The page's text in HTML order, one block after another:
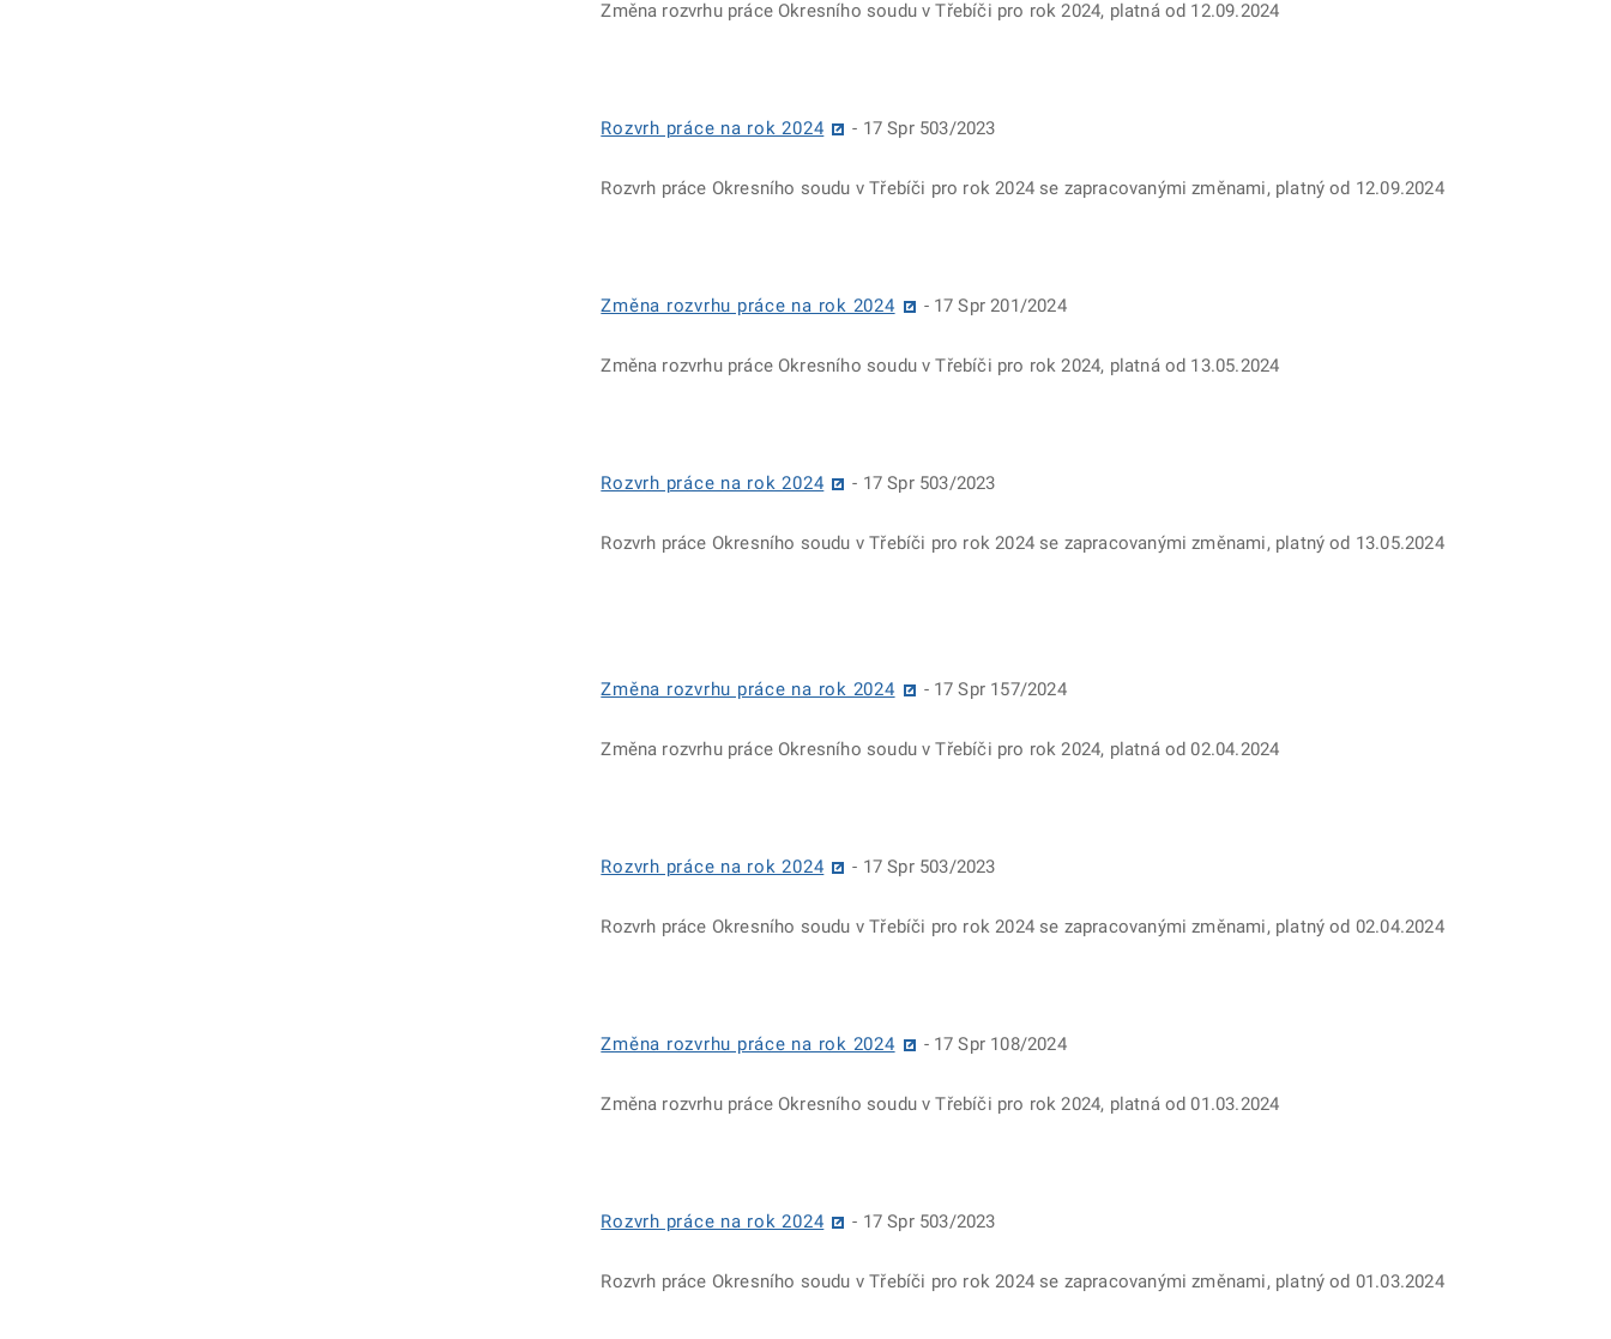
Změna rozvrhu práce Okresního soudu v Třebíči pro rok 2024, platná od 12.09.2024
Rozvrh práce na rok 2024 - 17 Spr 503/2023
Rozvrh práce Okresního soudu v Třebíči pro rok 2024 se zapracovanými změnami, platný od 12.09.2024
Změna rozvrhu práce na rok 2024 - 17 Spr 201/2024
Změna rozvrhu práce Okresního soudu v Třebíči pro rok 2024, platná od 13.05.2024
Rozvrh práce na rok 2024 - 17 Spr 503/2023
Rozvrh práce Okresního soudu v Třebíči pro rok 2024 se zapracovanými změnami, platný od 13.05.2024
Změna rozvrhu práce na rok 2024 - 17 Spr 157/2024
Změna rozvrhu práce Okresního soudu v Třebíči pro rok 2024, platná od 02.04.2024
Rozvrh práce na rok 2024 - 17 Spr 503/2023
Rozvrh práce Okresního soudu v Třebíči pro rok 2024 se zapracovanými změnami, platný od 02.04.2024
Změna rozvrhu práce na rok 2024 - 17 Spr 108/2024
Změna rozvrhu práce Okresního soudu v Třebíči pro rok 2024, platná od 01.03.2024
Rozvrh práce na rok 2024 - 17 Spr 503/2023
Rozvrh práce Okresního soudu v Třebíči pro rok 2024 se zapracovanými změnami, platný od 01.03.2024